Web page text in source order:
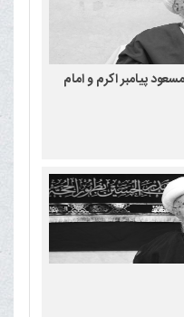
پیامبر اکرم و امام